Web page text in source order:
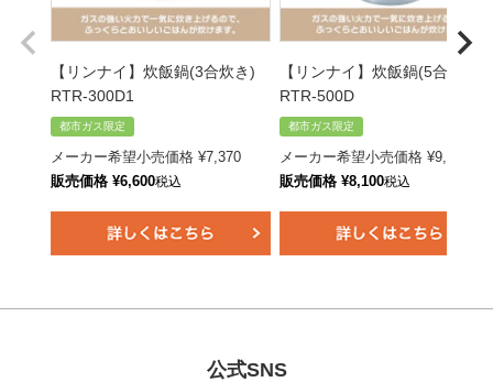
【リンナイ】炊飯鍋(3合炊き)
RTR-300D1
都市ガス限定
メーカー希望小売価格 ¥7,370
販売価格 ¥6,600税込
【リンナイ】炊飯鍋(5合炊き)
RTR-500D
都市ガス限定
メーカー希望小売価格 ¥9,020
販売価格 ¥8,100税込
公式SNS